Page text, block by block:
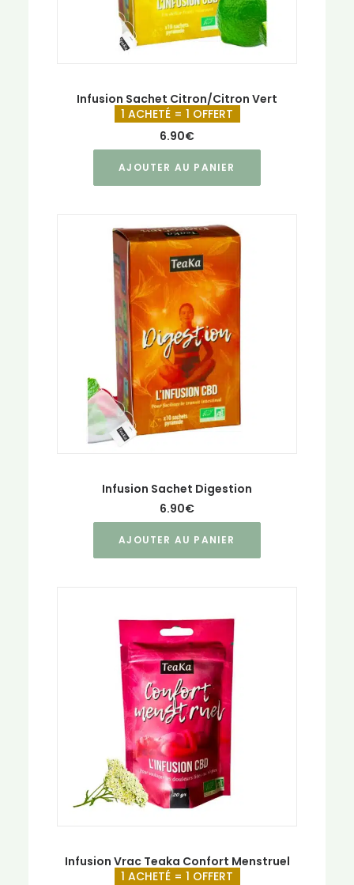
Infusion Sachet Citron/Citron Vert
1 ACHETÉ = 1 OFFERT
6.90€
AJOUTER AU PANIER
Infusion Sachet Digestion
6.90€
AJOUTER AU PANIER
Infusion Vrac Teaka Confort Menstruel
1 ACHETÉ = 1 OFFERT